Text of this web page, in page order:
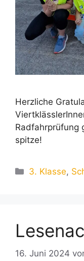
Herzliche
Radfahrprüfung
spitze!
Kategorien
3. Klasse,
16. Juni 2024